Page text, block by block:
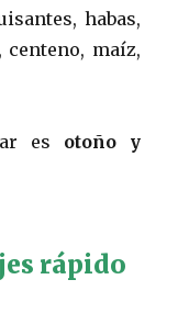
habas,
centeno, maíz,
es otoño y
rápido